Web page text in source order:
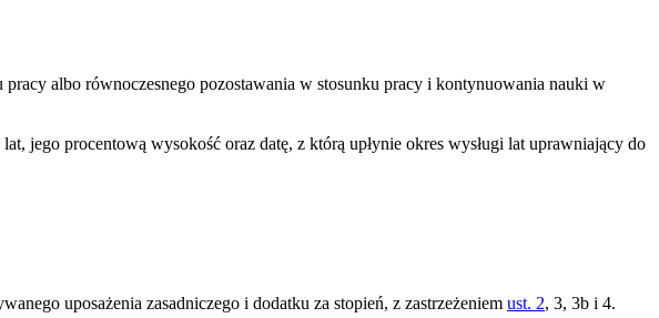
albo równoczesnego pozostawania w stosunku pracy i kontynuowania nauki w
jego procentową wysokość oraz datę, z którą upłynie okres wysługi lat uprawniający do
uposażenia zasadniczego i dodatku za stopień, z zastrzeżeniem ust. 2, 3, 3b i 4.